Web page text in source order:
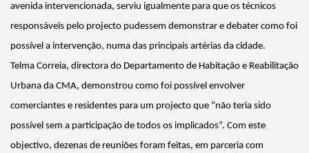
avenida intervencionada, serviu igualmente para que os técnicos
responsáveis pelo projecto pudessem demonstrar e debater como foi
possível a intervenção, numa das principais artérias da cidade.
Telma Correia, directora do Departamento de Habitação e Reabilitação
Urbana da CMA, demonstrou como foi possível envolver
comerciantes e residentes para um projecto que “não teria sido
possível sem a participação de todos os implicados”. Com este
objectivo, dezenas de reuniões foram feitas, em parceria com